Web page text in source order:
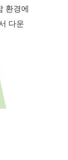
환경에
다운